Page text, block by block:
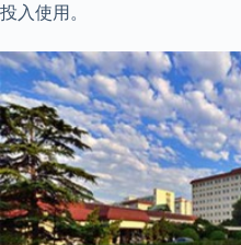
投入使用。